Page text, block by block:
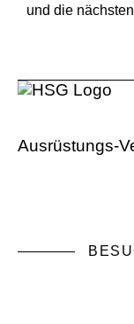
und die
Ausrüstungs-